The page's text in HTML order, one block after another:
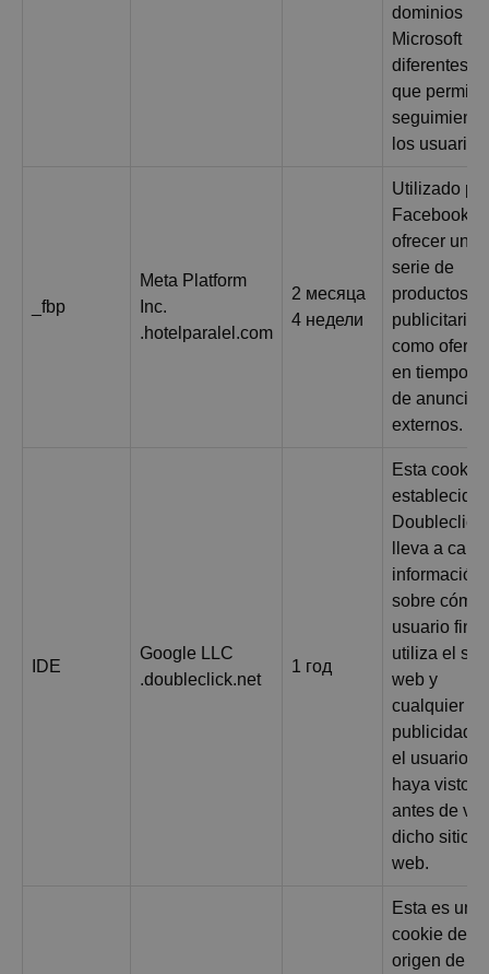
dominios de
Microsoft
diferentes,
que permite
los usuarios.
_fbp
Meta Platform
Inc.
.hotelparalel.com
2 месяца
4 недели
Utilizado por
Facebook
ofrecer una
serie de
productos
publicitarios,
como
en tiempo
de
externos.
IDE
Google LLC
.doubleclick.net
1 год
Esta cookie
establecida
Doubleclick
lleva a cabo
información
sobre cómo
usuario final
utiliza el
web y
cualquier
publicidad
el usuario
haya visto
antes de
dicho sitio
web.
Esta es una
cookie de
origen de